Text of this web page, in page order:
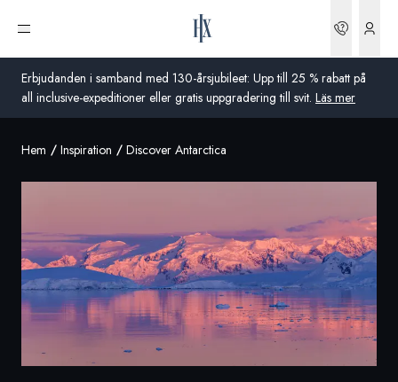
Erbjudanden i samband med 130-årsjubileet: Upp till 25 % rabatt på
all inclusive-expeditioner eller gratis uppgradering till svit. Läs mer
Öppna meny
Storbritannien
USA
Tyskland
Global
Hem Inspiration Discover Antarctica